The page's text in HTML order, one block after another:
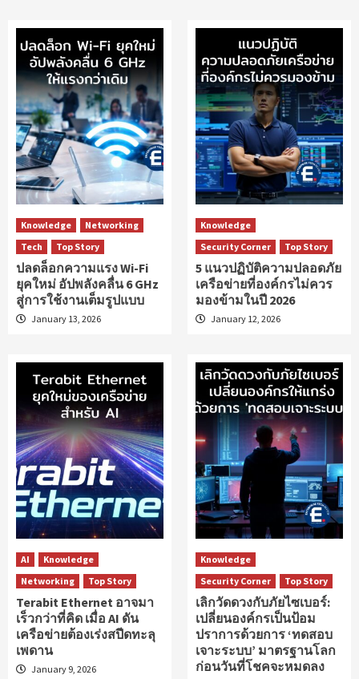
Knowledge
Networking
Tech
Top Story
ปลดล็อกความแรง Wi-Fi
ยุคใหม่ อัปพลังคลื่น 6 GHz
สู่การใช้งานเต็มรูปแบบ
January 13, 2026
Knowledge
Security Corner
Top Story
5 แนวปฏิบัติความปลอดภัย
เครือข่ายที่องค์กรไม่ควร
มองข้ามในปี 2026
January 12, 2026
AI
Knowledge
Networking
Top Story
Terabit Ethernet อาจมา
เร็วกว่าที่คิด เมื่อ AI ดัน
เครือข่ายต้องเร่งสปีดทะลุ
เพดาน
January 9, 2026
Knowledge
Security Corner
Top Story
เลิกวัดดวงกับภัยไซเบอร์:
เปลี่ยนองค์กรเป็นป้อม
ปราการด้วยการ ‘ทดสอบ
เจาะระบบ’ มาตรฐานโลก
ก่อนวันที่โชคจะหมดลง